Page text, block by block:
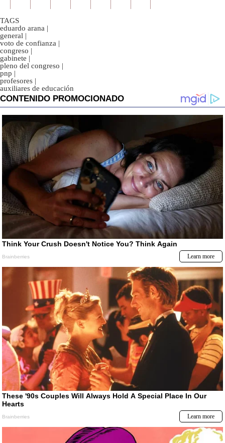
TAGS
eduardo arana |
general |
voto de confianza |
congreso |
gabinete |
pleno del congreso |
pnp |
profesores |
auxiliares de educación